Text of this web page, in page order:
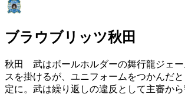
ブラウブリッツ秋田
秋田 武はボールホルダーの舞行龍ジェー
スを掛けるが、ユニフォームをつかんだ
定に。武は繰り返しの違反として主審か